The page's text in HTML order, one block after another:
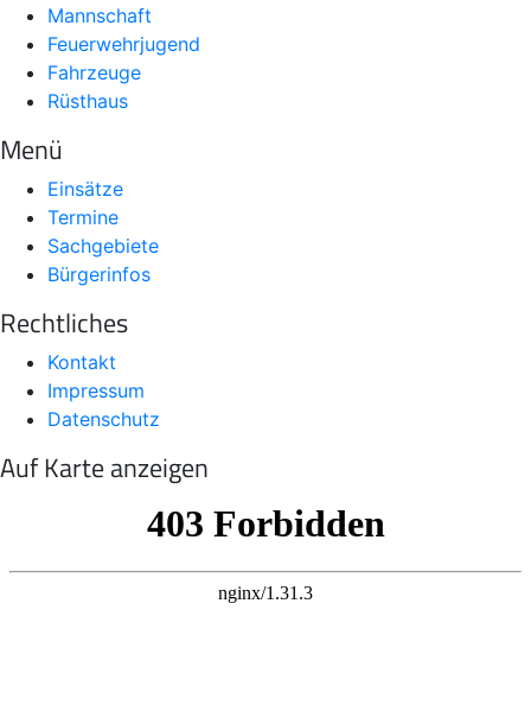
Mannschaft
Feuerwehrjugend
Fahrzeuge
Rüsthaus
Menü
Einsätze
Termine
Sachgebiete
Bürgerinfos
Rechtliches
Kontakt
Impressum
Datenschutz
Auf Karte anzeigen